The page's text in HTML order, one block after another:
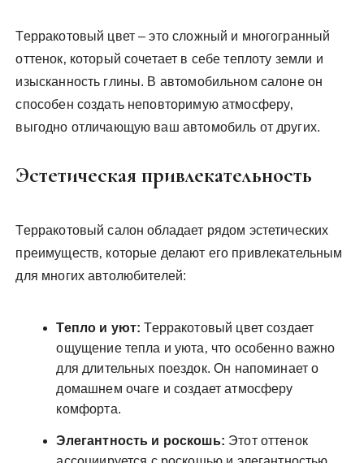
Терракотовый цвет – это сложный и многогранный
оттенок‚ который сочетает в себе теплоту земли и
изысканность глины. В автомобильном салоне он
способен создать неповторимую атмосферу‚
выгодно отличающую ваш автомобиль от других.
Эстетическая привлекательность
Терракотовый салон обладает рядом эстетических
преимуществ‚ которые делают его привлекательным
для многих автолюбителей:
Тепло и уют: Терракотовый цвет создает
ощущение тепла и уюта‚ что особенно важно
для длительных поездок. Он напоминает о
домашнем очаге и создает атмосферу
комфорта.
Элегантность и роскошь: Этот оттенок